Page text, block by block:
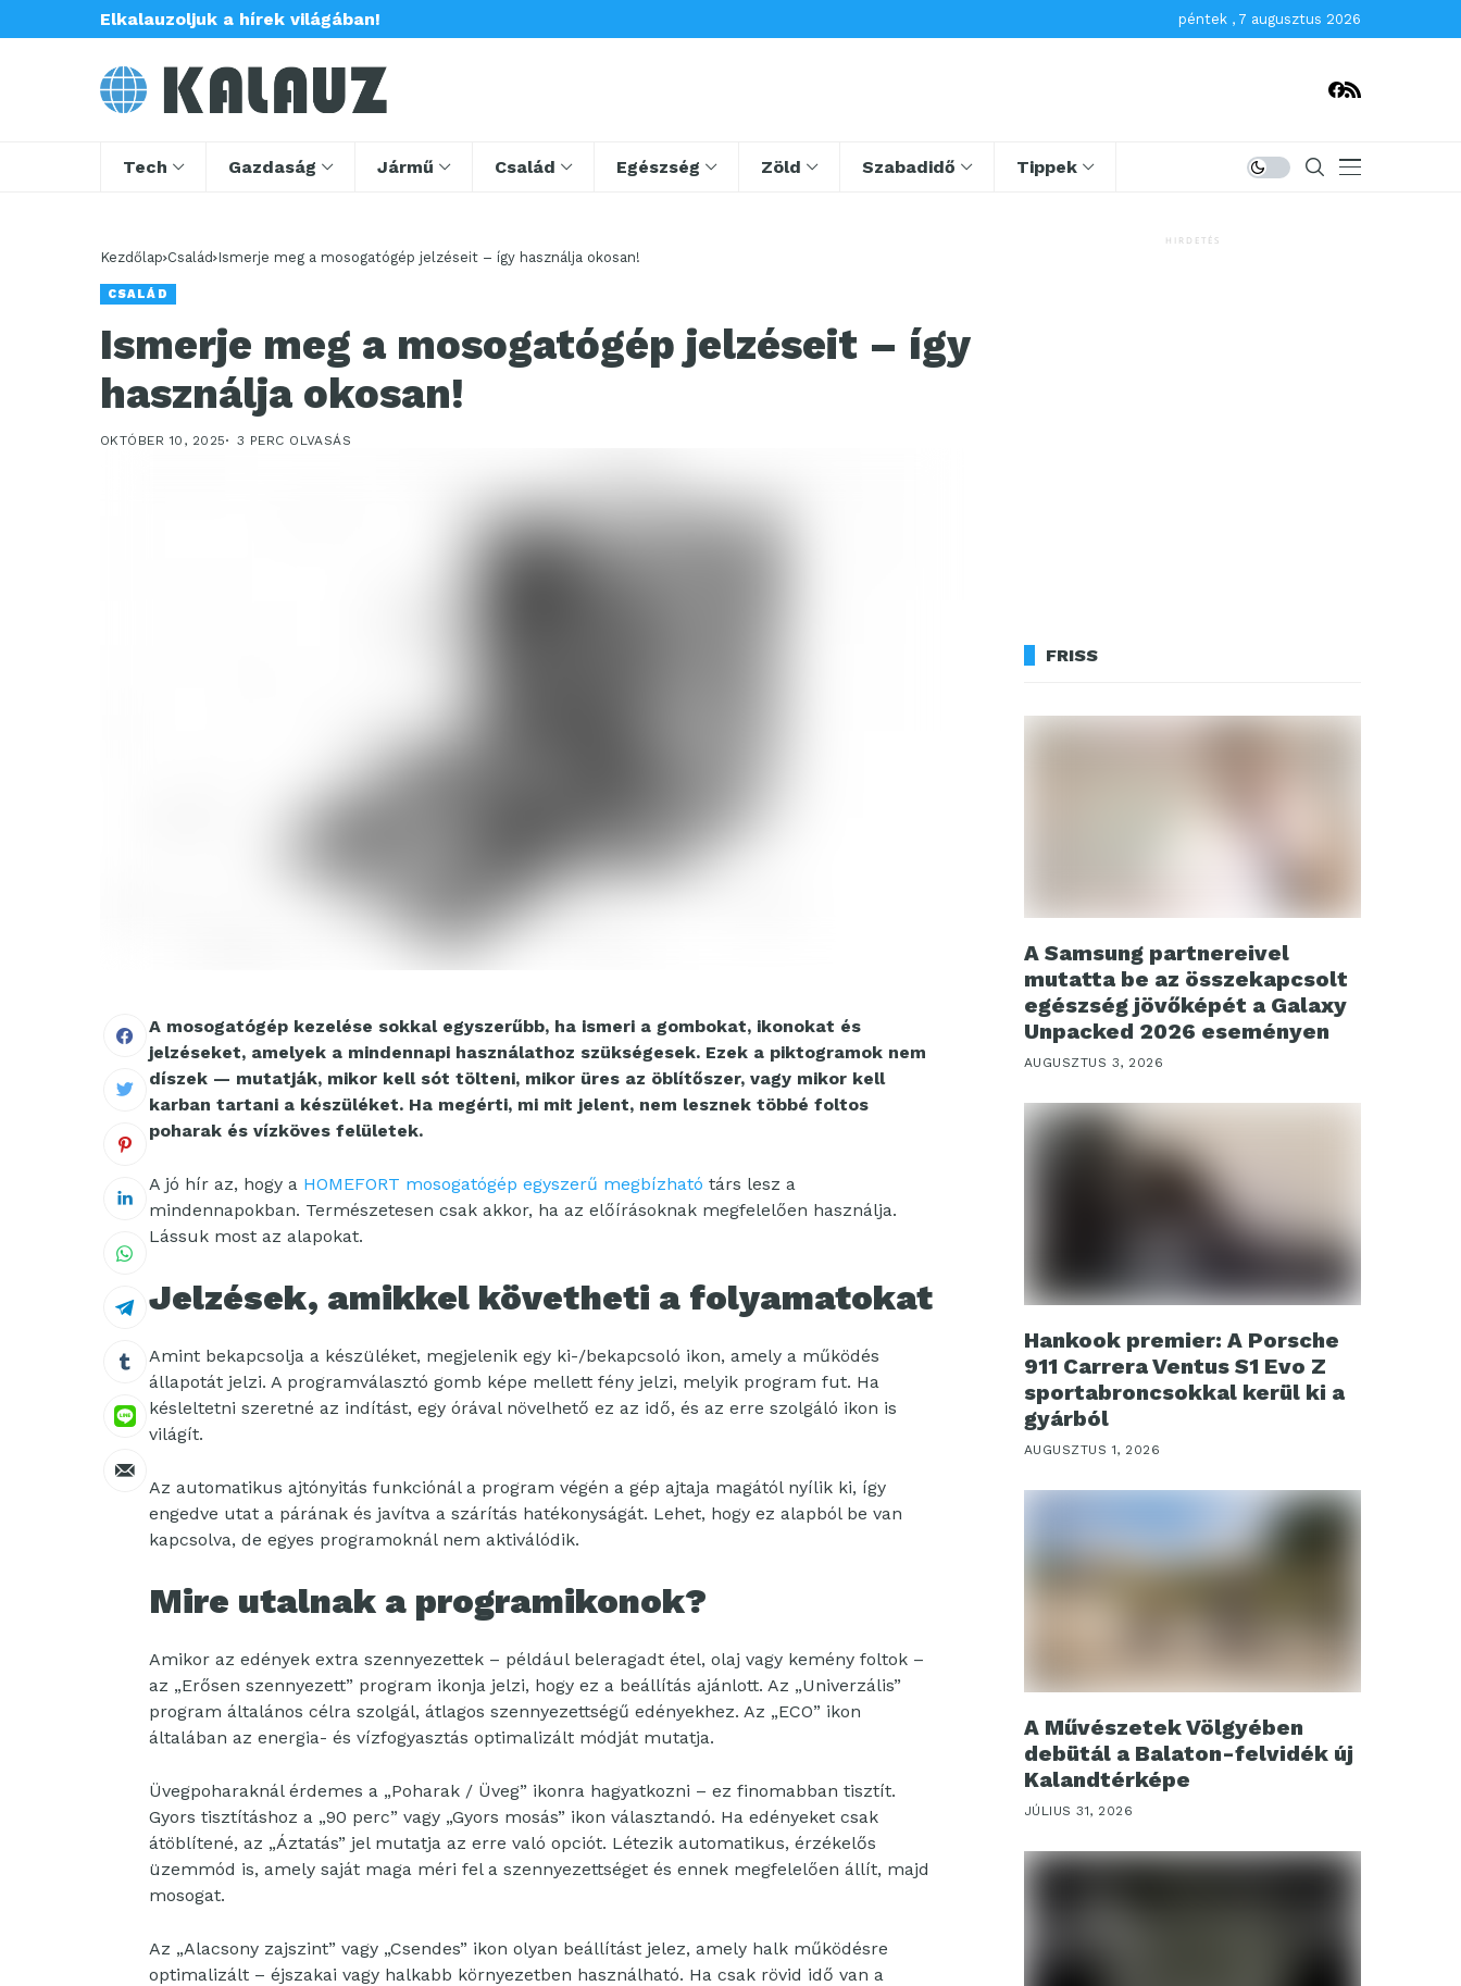
Elkalauzoljuk a hírek világában! péntek , 7 augusztus 2026
Tech Gazdaság Jármű Család Egészség Zöld Szabadidő Tippek
Kezdőlap Család Ismerje meg a mosogatógép jelzéseit – így használja okosan!
CSALÁD
Ismerje meg a mosogatógép jelzéseit – így
használja okosan!
OKTÓBER 10, 2025 3 PERC OLVASÁS
A mosogatógép kezelése sokkal egyszerűbb, ha ismeri a gombokat, ikonokat és
jelzéseket, amelyek a mindennapi használathoz szükségesek. Ezek a piktogramok nem
díszek — mutatják, mikor kell sót tölteni, mikor üres az öblítőszer, vagy mikor kell
karban tartani a készüléket. Ha megérti, mi mit jelent, nem lesznek többé foltos
poharak és vízköves felületek.
A jó hír az, hogy a HOMEFORT mosogatógép egyszerű megbízható társ lesz a
mindennapokban. Természetesen csak akkor, ha az előírásoknak megfelelően használja.
Lássuk most az alapokat.
Jelzések, amikkel követheti a folyamatokat
Amint bekapcsolja a készüléket, megjelenik egy ki-/bekapcsoló ikon, amely a működés
állapotát jelzi. A programválasztó gomb képe mellett fény jelzi, melyik program fut. Ha
késleltetni szeretné az indítást, egy órával növelhető ez az idő, és az erre szolgáló ikon is
világít.
Az automatikus ajtónyitás funkciónál a program végén a gép ajtaja magától nyílik ki, így
engedve utat a párának és javítva a szárítás hatékonyságát. Lehet, hogy ez alapból be van
kapcsolva, de egyes programoknál nem aktiválódik.
Mire utalnak a programikonok?
Amikor az edények extra szennyezettek – például beleragadt étel, olaj vagy kemény foltok –
az „Erősen szennyezett” program ikonja jelzi, hogy ez a beállítás ajánlott. Az „Univerzális”
program általános célra szolgál, átlagos szennyezettségű edényekhez. Az „ECO” ikon
általában az energia- és vízfogyasztás optimalizált módját mutatja.
Üvegpoharaknál érdemes a „Poharak / Üveg” ikonra hagyatkozni – ez finomabban tisztít.
Gyors tisztításhoz a „90 perc” vagy „Gyors mosás” ikon választandó. Ha edényeket csak
átöblítené, az „Áztatás” jel mutatja az erre való opciót. Létezik automatikus, érzékelős
üzemmód is, amely saját maga méri fel a szennyezettséget és ennek megfelelően állít, majd
mosogat.
Az „Alacsony zajszint” vagy „Csendes” ikon olyan beállítást jelez, amely halk működésre
optimalizált – éjszakai vagy halkabb környezetben használható. Ha csak rövid idő van a
HIRDETÉS
FRISS
A Samsung partnereivel
mutatta be az összekapcsolt
egészség jövőképét a Galaxy
Unpacked 2026 eseményen
AUGUSZTUS 3, 2026
Hankook premier: A Porsche
911 Carrera Ventus S1 Evo Z
sportabroncsokkal kerül ki a
gyárból
AUGUSZTUS 1, 2026
A Művészetek Völgyében
debütál a Balaton-felvidék új
Kalandtérképe
JÚLIUS 31, 2026